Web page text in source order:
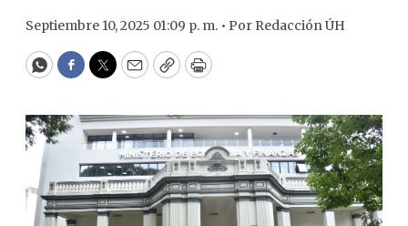
Septiembre 10, 2025 01:09 p. m. • Por Redacción ÚH
WhatsApp
Facebook
Twitter
EmailCopyPrint